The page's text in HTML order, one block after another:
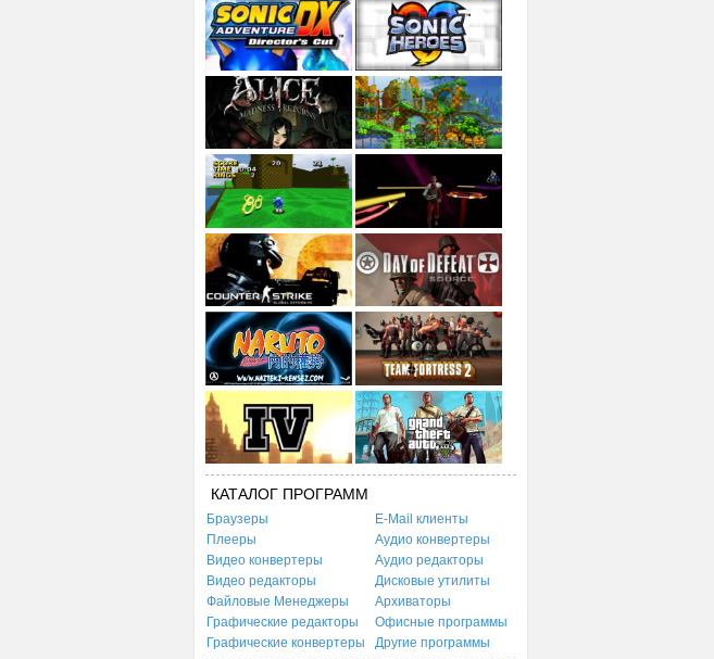
КАТАЛОГ ПРОГРАММ
Браузеры
E-Mail клиенты
Плееры
Аудио конвертеры
Видео конвертеры
Аудио редакторы
Видео редакторы
Дисковые утилиты
Файловые Менеджеры
Архиваторы
Графические редакторы
Офисные программы
Графические конвертеры
Другие программы